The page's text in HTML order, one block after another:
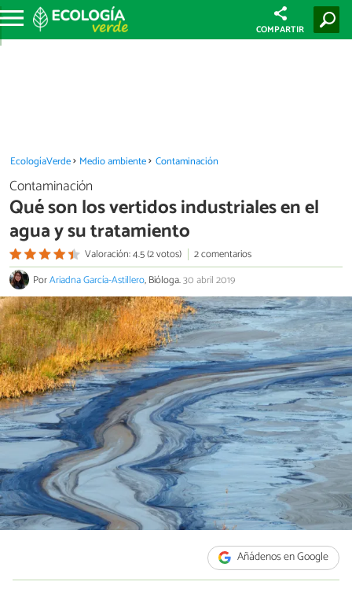
COMPARTIR
EcologíaVerde Medio ambiente Contaminación
Contaminación
Qué son los vertidos industriales en el
agua y su tratamiento
Valoración: 4.5 (2 votos)
2 comentarios
PorAriadna García-Astillero, Bióloga.30 abril 2019
Añádenos en Google